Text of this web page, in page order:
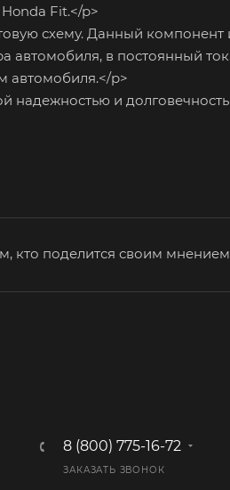
Fit.</p>
схему. Данный компонент
автомобиля, в постоянный
автомобиля.</p>
надежностью и
кто поделится своим
8 (800) 775-16-72
ЗАКАЗАТЬ ЗВОНОК